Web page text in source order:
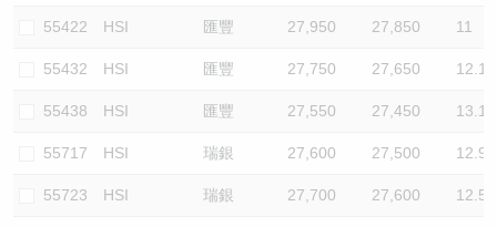
55422 HSI 匯豐 27,950 27,850 11
55432 HSI 匯豐 27,750 27,650 12.1
55438 HSI 匯豐 27,550 27,450 13.1
55717 HSI 瑞銀 27,600 27,500 12.9
55723 HSI 瑞銀 27,700 27,600 12.5